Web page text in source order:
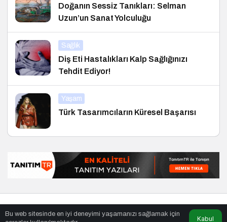
Doğanın Sessiz Tanıkları: Selman
Uzun’un Sanat Yolculuğu
Sağlık
Diş Eti Hastalıkları Kalp Sağlığınızı
Tehdit Ediyor!
Yaşam
Türk Tasarımcıların Küresel Başarısı
Bu web sitesinde en iyi deneyimi yaşamanızı sağlamak için
Kabul
en iyiler
listesi ,bihaber, sağlıklı